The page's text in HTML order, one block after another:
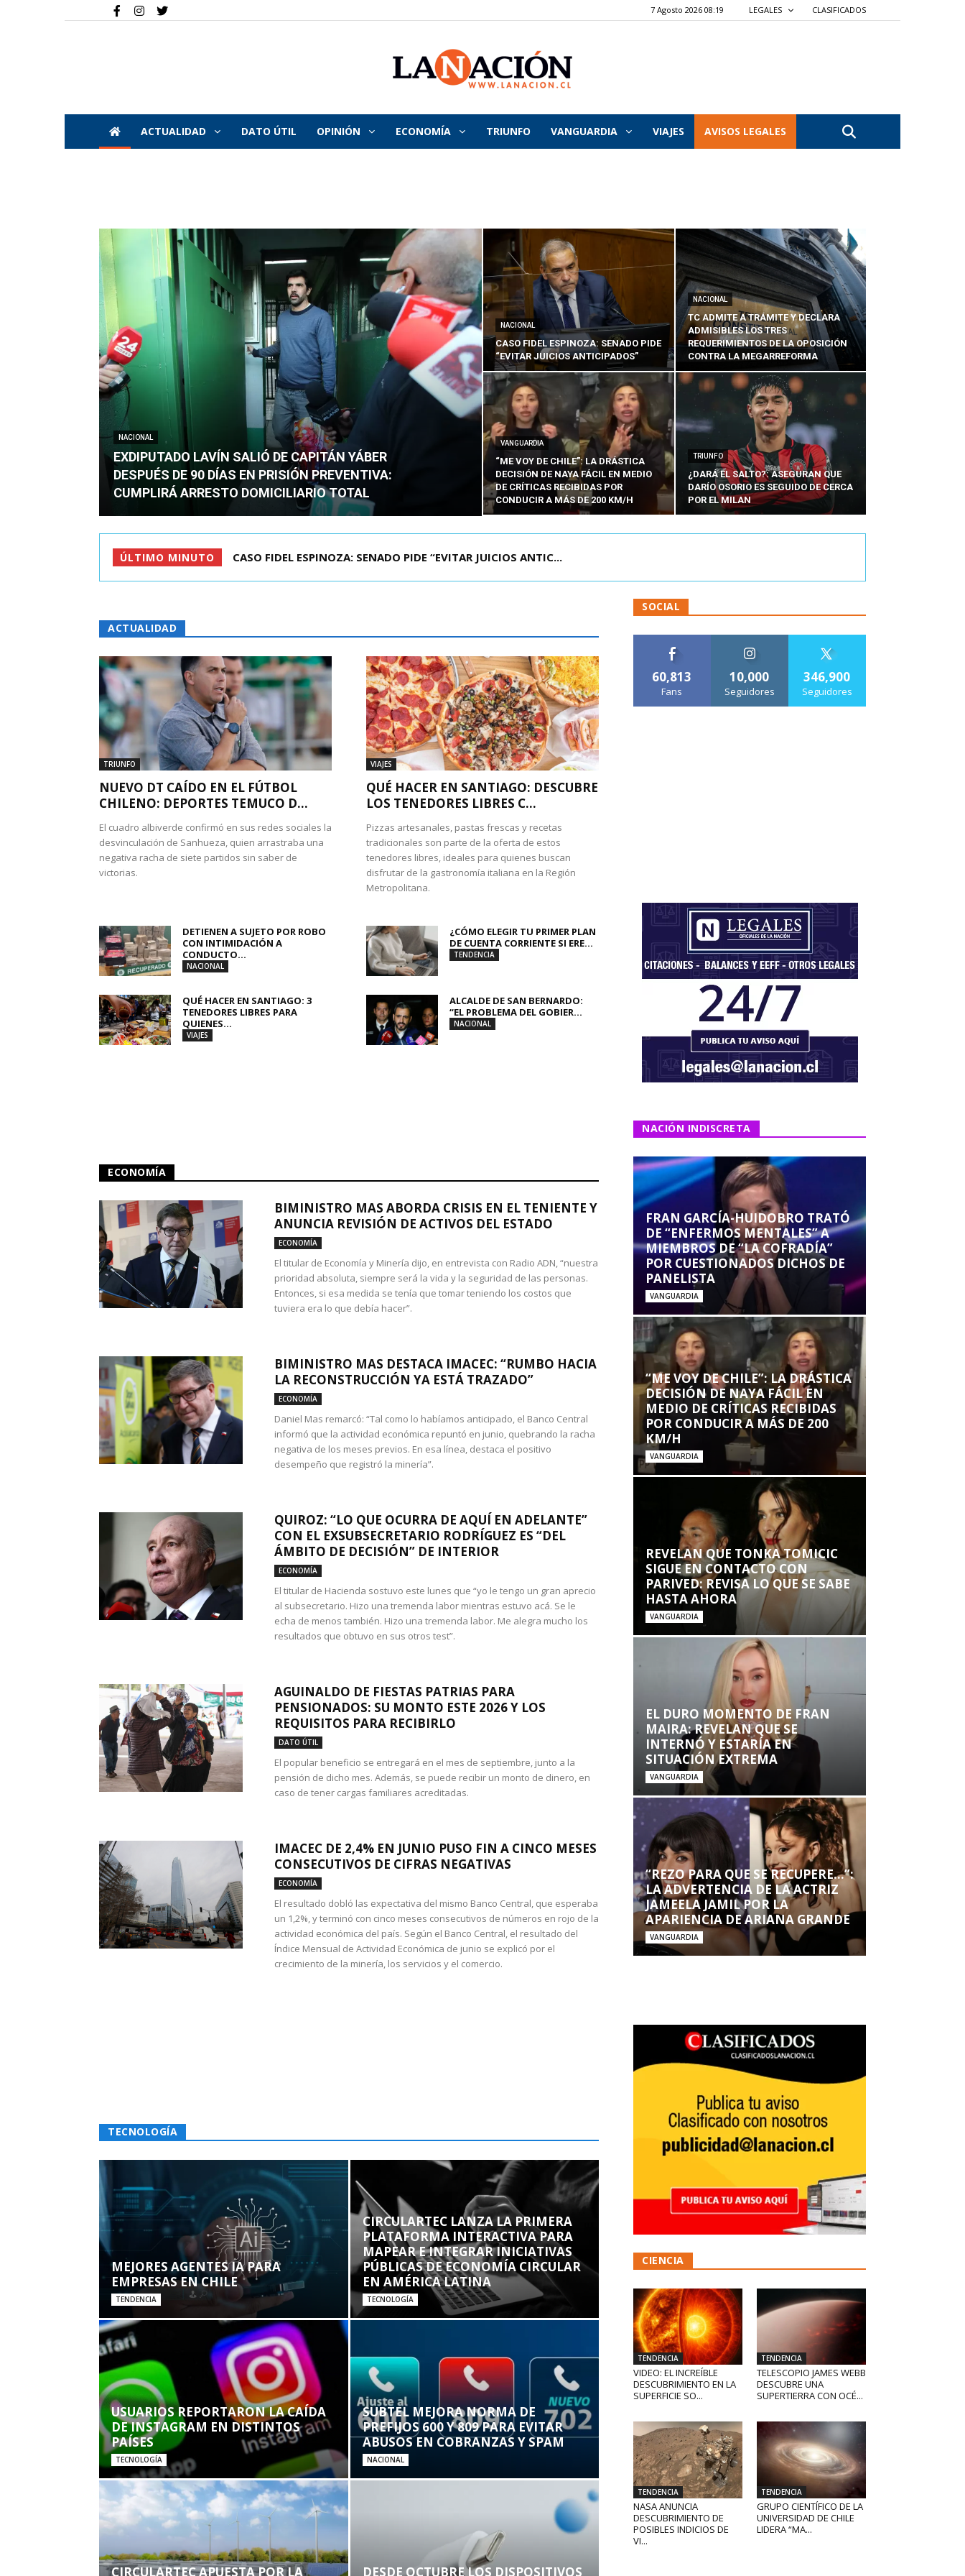
7 Agosto 2026 08:19 LEGALES CLASIFICADOS
La
Nación
ACTUALIDAD DATO ÚTIL OPINIÓN ECONOMÍA TRIUNFO VANGUARDIA VIAJES AVISOS LEGALES
NACIONAL
EXDIPUTADO LAVÍN SALIÓ DE CAPITÁN YÁBER
DESPUÉS DE 90 DÍAS EN PRISIÓN PREVENTIVA:
CUMPLIRÁ ARRESTO DOMICILIARIO TOTAL
NACIONAL
CASO FIDEL ESPINOZA: SENADO PIDE
“EVITAR JUICIOS ANTICIPADOS”
NACIONAL
TC ADMITE A TRÁMITE Y DECLARA
ADMISIBLES LOS TRES
REQUERIMIENTOS DE LA OPOSICIÓN
CONTRA LA MEGARREFORMA
VANGUARDIA
“ME VOY DE CHILE”: LA DRÁSTICA
DECISIÓN DE NAYA FÁCIL EN MEDIO
DE CRÍTICAS RECIBIDAS POR
CONDUCIR A MÁS DE 200 KM/H
TRIUNFO
¿DARÁ EL SALTO?: ASEGURAN QUE
DARÍO OSORIO ES SEGUIDO DE CERCA
POR EL MILAN
ÚLTIMO MINUTO CASO FIDEL ESPINOZA: SENADO PIDE “EVITAR JUICIOS ANTIC...
TC ADMITE A TRÁMITE Y DECLARA ADMISIBLES LOS TRES REQU...
ACTUALIDAD
TRIUNFO
NUEVO DT CAÍDO EN EL FÚTBOL
CHILENO: DEPORTES TEMUCO D...
El cuadro albiverde confirmó en sus redes sociales la
desvinculación de Sanhueza, quien arrastraba una
negativa racha de siete partidos sin saber de
victorias.
VIAJES
QUÉ HACER EN SANTIAGO: DESCUBRE
LOS TENEDORES LIBRES C...
Pizzas artesanales, pastas frescas y recetas
tradicionales son parte de la oferta de estos
tenedores libres, ideales para quienes buscan
disfrutar de la gastronomía italiana en la Región
Metropolitana.
DETIENEN A SUJETO POR ROBO
CON INTIMIDACIÓN A
CONDUCTO...
NACIONAL
¿CÓMO ELEGIR TU PRIMER PLAN
DE CUENTA CORRIENTE SI ERE...
TENDENCIA
QUÉ HACER EN SANTIAGO: 3
TENEDORES LIBRES PARA
QUIENES...
VIAJES
ALCALDE DE SAN BERNARDO:
“EL PROBLEMA DEL GOBIER...
NACIONAL
ECONOMÍA
BIMINISTRO MAS ABORDA CRISIS EN EL TENIENTE Y
ANUNCIA REVISIÓN DE ACTIVOS DEL ESTADO
ECONOMÍA
El titular de Economía y Minería dijo, en entrevista con Radio ADN, “nuestra
prioridad absoluta, siempre será la vida y la seguridad de las personas.
Entonces, si esa medida se tenía que tomar teniendo los costos que
tuviera era lo que debía hacer”.
BIMINISTRO MAS DESTACA IMACEC: “RUMBO HACIA
LA RECONSTRUCCIÓN YA ESTÁ TRAZADO”
ECONOMÍA
Daniel Mas remarcó: “Tal como lo habíamos anticipado, el Banco Central
informó que la actividad económica repuntó en junio, quebrando la racha
negativa de los meses previos. En esa línea, destaca el positivo
desempeño que registró la minería”.
QUIROZ: “LO QUE OCURRA DE AQUÍ EN ADELANTE”
CON EL EXSUBSECRETARIO RODRÍGUEZ ES “DEL
ÁMBITO DE DECISIÓN” DE INTERIOR
ECONOMÍA
El titular de Hacienda sostuvo este lunes que “yo le tengo un gran aprecio
al subsecretario. Hizo una tremenda labor mientras estuvo acá. Se le
echa de menos también. Hizo una tremenda labor. Me alegra mucho los
resultados que obtuvo en sus otros test”.
AGUINALDO DE FIESTAS PATRIAS PARA
PENSIONADOS: SU MONTO ESTE 2026 Y LOS
REQUISITOS PARA RECIBIRLO
DATO ÚTIL
El popular beneficio se entregará en el mes de septiembre, junto a la
pensión de dicho mes. Además, se puede recibir un monto de dinero, en
caso de tener cargas familiares acreditadas.
IMACEC DE 2,4% EN JUNIO PUSO FIN A CINCO MESES
CONSECUTIVOS DE CIFRAS NEGATIVAS
ECONOMÍA
El resultado dobló las expectativa del mismo Banco Central, que esperaba
un 1,2%, y terminó con cinco meses consecutivos de números en rojo de la
actividad económica del país. Según el Banco Central, el resultado del
Índice Mensual de Actividad Económica de junio se explicó por el
crecimiento de la minería, los servicios y el comercio.
TECNOLOGÍA
MEJORES AGENTES IA PARA
EMPRESAS EN CHILE
TENDENCIA
CIRCULARTEC LANZA LA PRIMERA
PLATAFORMA INTERACTIVA PARA
MAPEAR E INTEGRAR INICIATIVAS
PÚBLICAS DE ECONOMÍA CIRCULAR
EN AMÉRICA LATINA
TECNOLOGÍA
USUARIOS REPORTARON LA CAÍDA
DE INSTAGRAM EN DISTINTOS
PAÍSES
TECNOLOGÍA
SUBTEL MEJORA NORMA DE
PREFIJOS 600 Y 809 PARA EVITAR
ABUSOS EN COBRANZAS Y SPAM
NACIONAL
CIRCULARTEC APUESTA POR LA DESDE OCTUBRE LOS DISPOSITIVOS
SOCIAL
60,813
Fans
10,000
Seguidores
346,900
Seguidores
NACIÓN INDISCRETA
FRAN GARCÍA-HUIDOBRO TRATÓ
DE “ENFERMOS MENTALES” A
MIEMBROS DE “LA COFRADÍA”
POR CUESTIONADOS DICHOS DE
PANELISTA
VANGUARDIA
“ME VOY DE CHILE”: LA DRÁSTICA
DECISIÓN DE NAYA FÁCIL EN
MEDIO DE CRÍTICAS RECIBIDAS
POR CONDUCIR A MÁS DE 200
KM/H
VANGUARDIA
REVELAN QUE TONKA TOMICIC
SIGUE EN CONTACTO CON
PARIVED: REVISA LO QUE SE SABE
HASTA AHORA
VANGUARDIA
EL DURO MOMENTO DE FRAN
MAIRA: REVELAN QUE SE
INTERNÓ Y ESTARÍA EN
SITUACIÓN EXTREMA
VANGUARDIA
“REZO PARA QUE SE RECUPERE…”:
LA ADVERTENCIA DE LA ACTRIZ
JAMEELA JAMIL POR LA
APARIENCIA DE ARIANA GRANDE
VANGUARDIA
CIENCIA
TENDENCIA
VIDEO: EL INCREÍBLE
DESCUBRIMIENTO EN LA
SUPERFICIE SO...
TENDENCIA
TELESCOPIO JAMES WEBB
DESCUBRE UNA
SUPERTIERRA CON OCÉ...
TENDENCIA
NASA ANUNCIA
DESCUBRIMIENTO DE
POSIBLES INDICIOS DE
VI...
TENDENCIA
GRUPO CIENTÍFICO DE LA
UNIVERSIDAD DE CHILE
LIDERA “MA...